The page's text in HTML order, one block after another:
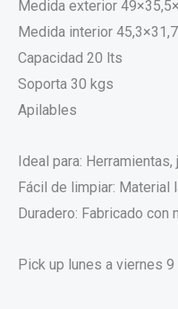
Medida exterior
Medida interior
Capacidad 20 lts
Soporta 30 kgs
Apilables
Ideal para:
Fácil de limpiar: Material
Duradero: Fabricado con
Pick up lunes a viernes 9